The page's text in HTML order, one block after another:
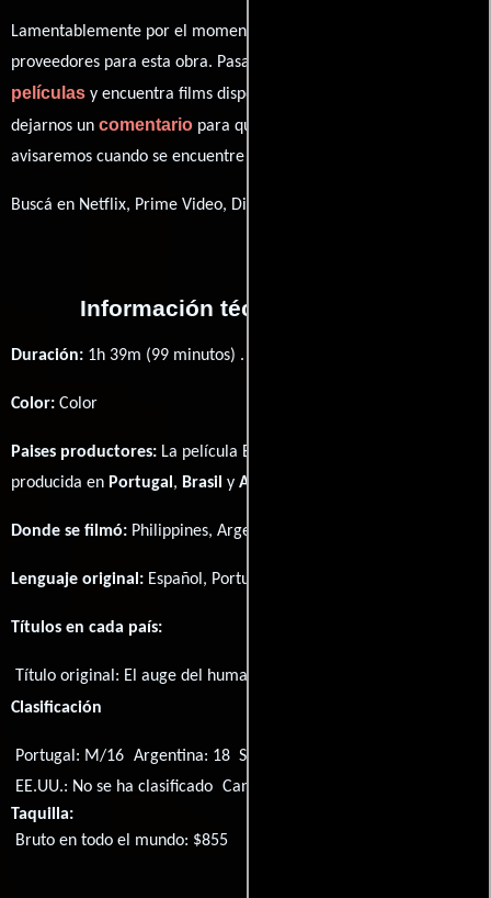
Lamentablemente por el momento no contamos con enlaces a
proveedores para esta obra. Pasa por nuestro catálogo de
películas y encuentra films disponibles. También puedes
dejarnos un comentario para que le demos prioridad y te
avisaremos cuando se encuentre disponible
Buscá en Netflix, Prime Video, Disney+
Información técnica y general
Duración: 1h 39m (99 minutos) .
Color: Color
Paises productores: La película El auge del humano fué
producida en Portugal , Brasil y Argentina
Donde se filmó: Philippines, Argentina y Mozambique.
Lenguaje original: Español , Portugués
Títulos en cada país:
Título original: El auge del humano
Clasificación
Portugal: M/16 Argentina: 18 Singapur: M18
EE.UU.: No se ha clasificado Canadá: R
Taquilla:
Bruto en todo el mundo: $855